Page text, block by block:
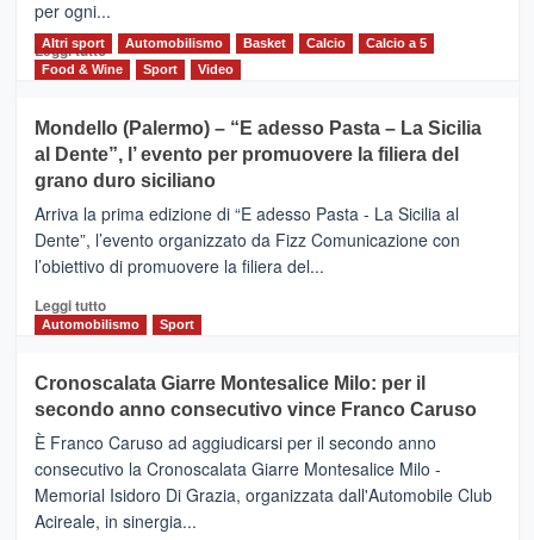
scoperta
del
territorio,
e
messaggi
di
per ogni...
Leggi tuttoLeggi
di
CASTIGLIONE
DI
SICILIA
(Ct)
–
Il
Borgo
Gusto,
il
tra
sapori
vicoli
medievali
Altri sport Automobilismo Basket Calcio
Calcio a 5
Food & Wine
Sport Video
Mondello (Palermo) – “E adesso Pasta – La Sicilia
al Dente”, l’ evento per promuovere la filiera del
grano duro siciliano
Arriva la prima edizione di “E adesso Pasta - La Sicilia al
Dente”, l’evento organizzato da Fizz Comunicazione con
l’obiettivo di promuovere la filiera del...
Leggi tuttoLeggi
di
Mondello
(Palermo)
–
“E
adesso
Pasta
–
Automobilismo Sport
Cronoscalata Giarre Montesalice Milo: per il
secondo anno consecutivo vince Franco Caruso
È Franco Caruso ad aggiudicarsi per il secondo anno
consecutivo la Cronoscalata Giarre Montesalice Milo -
Memorial Isidoro Di Grazia, organizzata dall'Automobile Club
Acireale, in sinergia...